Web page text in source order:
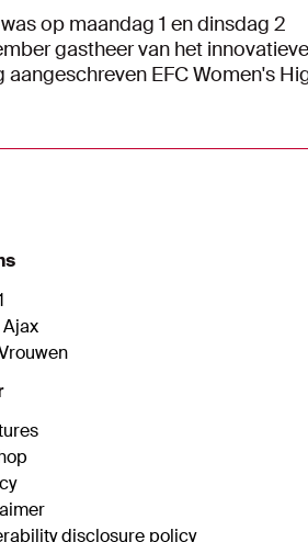
op maandag 1 en dinsdag 2
gastheer van het
aangeschreven EFC Women's
is om het vrouwenvoetbal
gebied en performancevlak
disclosure policy